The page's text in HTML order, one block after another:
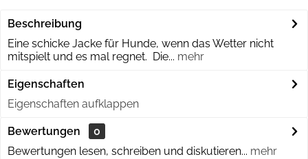
Beschreibung
Eine schicke Jacke für Hunde, wenn das Wetter nicht
mitspielt und es mal regnet. Die... mehr
Eigenschaften
Eigenschaften aufklappen
Bewertungen
0
Bewertungen lesen, schreiben und diskutieren... mehr